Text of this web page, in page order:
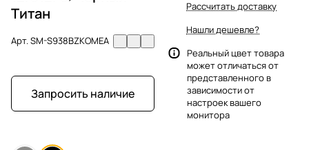
Титан
Арт.SM-S938BZKOMEA
Запросить наличие
Рассчитать доставку
Нашли дешевле?
Реальный цвет товара
может отличаться от
представленного в
зависимости от
настроек вашего
монитора